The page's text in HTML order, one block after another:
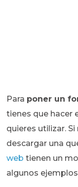
Para poner un
tienes que hacer
quieres utilizar.
descargar una
web tienen un
algunos